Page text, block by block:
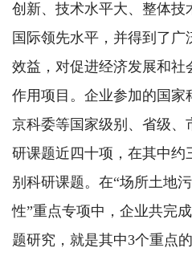
创新、技术水平大、整体技
国际领先水平，并得到了
效益，对促进经济发展和社
作用项目。企业参加的国家
京科委等国家级别、省级、
研课题近四十项，在其中约
别科研课题。在“场所土地
性”重点专项中，企业共完
题研究，就是其中3个重点